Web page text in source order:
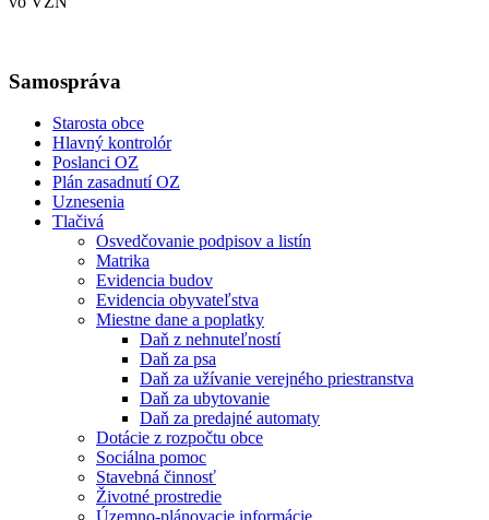
Samospráva
Starosta obce
Hlavný kontrolór
Poslanci OZ
Plán zasadnutí OZ
Uznesenia
Tlačivá
Osvedčovanie podpisov a listín
Matrika
Evidencia budov
Evidencia obyvateľstva
Miestne dane a poplatky
Daň z nehnuteľností
Daň za psa
Daň za užívanie verejného priestranstva
Daň za ubytovanie
Daň za predajné automaty
Dotácie z rozpočtu obce
Sociálna pomoc
Stavebná činnosť
Životné prostredie